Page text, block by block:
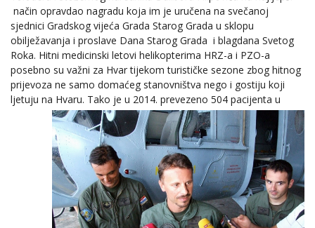
način opravdao nagradu koja im je uručena na svečanoj
sjednici Gradskog vijeća Grada Starog Grada u sklopu
obilježavanja i proslave Dana Starog Grada i blagdana Svetog
Roka. Hitni medicinski letovi helikopterima HRZ-a i PZO-a
posebno su važni za Hvar tijekom turističke sezone zbog hitnog
prijevoza ne samo domaćeg stanovništva nego i gostiju koji
ljetuju na Hvaru. Tako je u 2014. prevezeno 504 pacijenta u